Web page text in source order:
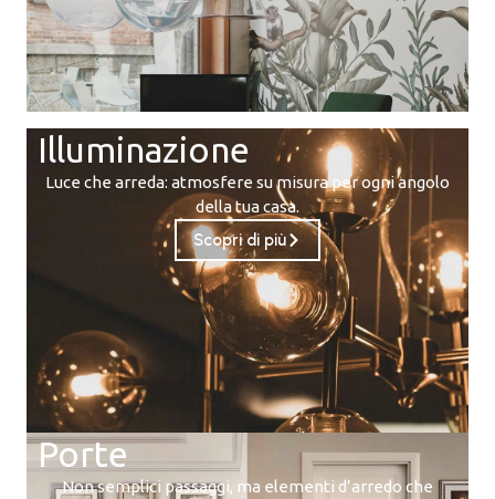
Illuminazione
Luce che arreda: atmosfere su misura per ogni angolo
della tua casa.
Scopri di più
Porte
Non semplici passaggi, ma elementi d’arredo che